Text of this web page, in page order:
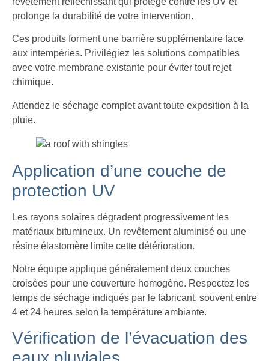
prolonge la durabilité de votre intervention.
Ces produits forment une barrière supplémentaire face
aux intempéries. Privilégiez les solutions compatibles
avec votre membrane existante pour éviter tout rejet
chimique.
Attendez le séchage complet avant toute exposition à la
pluie.
Application d’une couche de
protection UV
Les rayons solaires dégradent progressivement les
matériaux bitumineux. Un revêtement aluminisé ou une
résine élastomère limite cette détérioration.
Notre équipe applique généralement deux couches
croisées pour une couverture homogène. Respectez les
temps de séchage indiqués par le fabricant, souvent entre
4 et 24 heures selon la température ambiante.
Vérification de l’évacuation des